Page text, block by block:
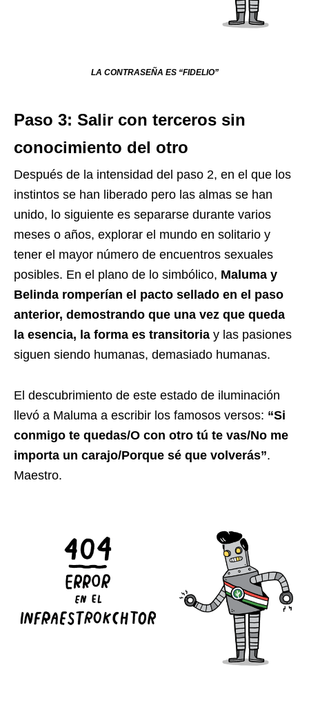
LA CONTRASEÑA ES “FIDELIO”
Paso 3: Salir con terceros sin
conocimiento del otro
Después de la intensidad del paso 2, en el que los
instintos se han liberado pero las almas se han
unido, lo siguiente es separarse durante varios
meses o años, explorar el mundo en solitario y
tener el mayor número de encuentros sexuales
posibles. En el plano de lo simbólico, Maluma y
Belinda romperían el pacto sellado en el paso
anterior, demostrando que una vez que queda
la esencia, la forma es transitoria y las pasiones
siguen siendo humanas, demasiado humanas.
El descubrimiento de este estado de iluminación
llevó a Maluma a escribir los famosos versos: “Si
conmigo te quedas/O con otro tú te vas/No me
importa un carajo/Porque sé que volverás”.
Maestro.